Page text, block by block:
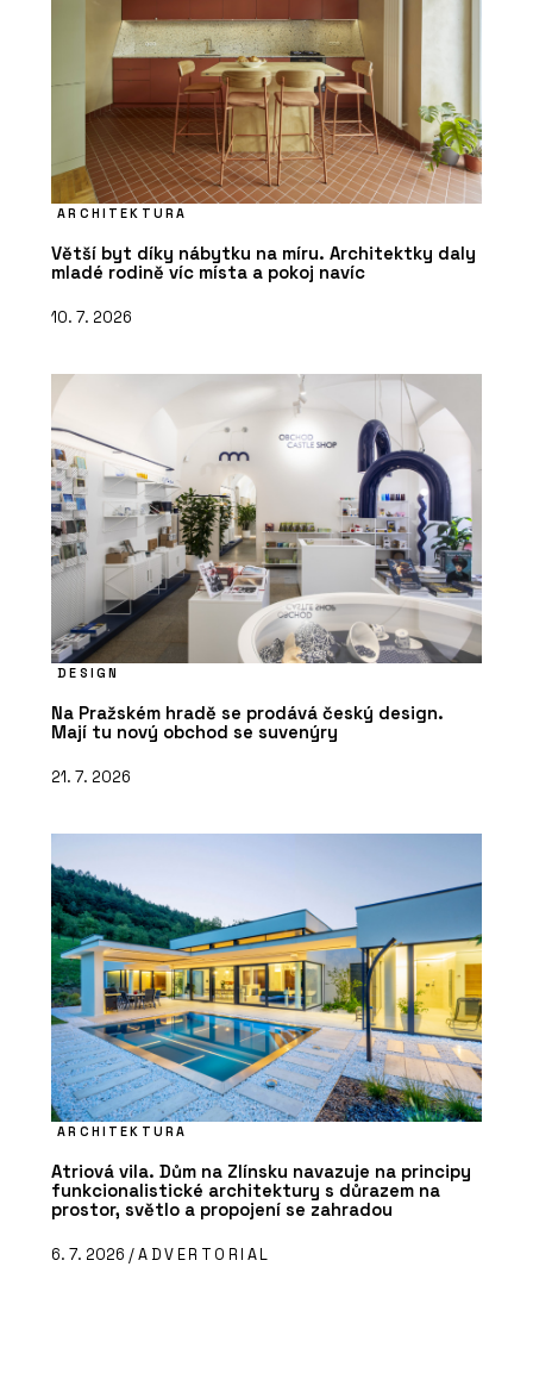
ARCHITEKTURA
Větší byt díky nábytku na míru. Architektky daly
mladé rodině víc místa a pokoj navíc
10. 7. 2026
DESIGN
Na Pražském hradě se prodává český design.
Mají tu nový obchod se suvenýry
21. 7. 2026
ARCHITEKTURA
Atriová vila. Dům na Zlínsku navazuje na principy
funkcionalistické architektury s důrazem na
prostor, světlo a propojení se zahradou
6. 7. 2026 /ADVERTORIAL